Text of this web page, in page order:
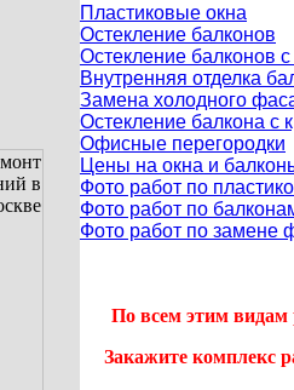
Пластиковые окна
Остекление балконов
Остекление балконов
Внутренняя отделка
Замена холодного
Остекление балкона с
Офисные перегородки
Цены на окна и
Фото работ по
Фото работ по
Фото работ по замене
По всем этим видам
Закажите комплекс